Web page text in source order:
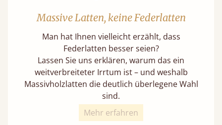
Massive Latten, keine Federlatten
Man hat Ihnen vielleicht erzählt, dass
Federlatten besser seien?
Lassen Sie uns erklären, warum das ein
weitverbreiteter Irrtum ist – und weshalb
Massivholzlatten die deutlich überlegene Wahl
sind.
Mehr erfahren